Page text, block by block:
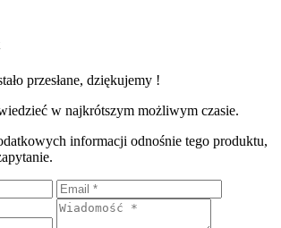
przesłane, dziękujemy !
w najkrótszym możliwym czasie.
informacji odnośnie tego produktu,